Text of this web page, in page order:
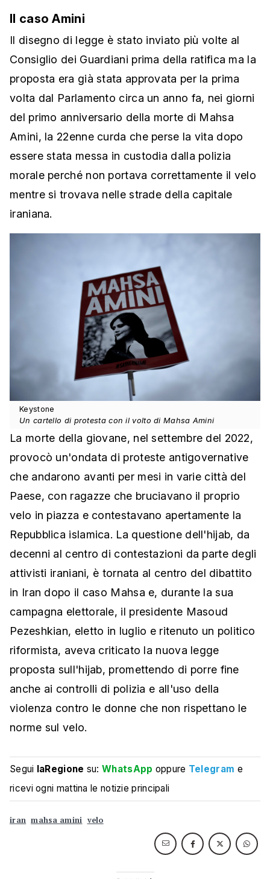
Il caso Amini
Il disegno di legge è stato inviato più volte al
Consiglio dei Guardiani prima della ratifica ma la
proposta era già stata approvata per la prima
volta dal Parlamento circa un anno fa, nei giorni
del primo anniversario della morte di Mahsa
Amini, la 22enne curda che perse la vita dopo
essere stata messa in custodia dalla polizia
morale perché non portava correttamente il velo
mentre si trovava nelle strade della capitale
iraniana.
Keystone
Un cartello di protesta con il volto di Mahsa Amini
La morte della giovane, nel settembre del 2022,
provocò un'ondata di proteste antigovernative
che andarono avanti per mesi in varie città del
Paese, con ragazze che bruciavano il proprio
velo in piazza e contestavano apertamente la
Repubblica islamica. La questione dell'hijab, da
decenni al centro di contestazioni da parte degli
attivisti iraniani, è tornata al centro del dibattito
in Iran dopo il caso Mahsa e, durante la sua
campagna elettorale, il presidente Masoud
Pezeshkian, eletto in luglio e ritenuto un politico
riformista, aveva criticato la nuova legge
proposta sull'hijab, promettendo di porre fine
anche ai controlli di polizia e all'uso della
violenza contro le donne che non rispettano le
norme sul velo.
Segui laRegione su:WhatsApp oppure Telegram e
ricevi ogni mattina le notizie principali
iran mahsa amini velo